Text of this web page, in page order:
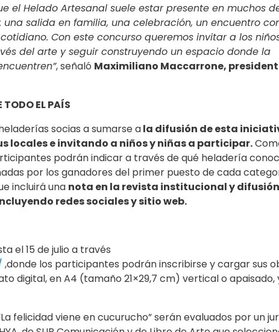
el Helado Artesanal suele estar presente en muchos
salida en familia, una celebración, un encuentro
Con este concurso queremos invitar a los
del arte y seguir construyendo un espacio donde la
, señaló Maximiliano Maccarrone,
EL PAÍS
socias a sumarse ala difusión de esta
locales e invitando a niños y niñas a participar.
podrán indicar a través de qué heladería
por los ganadores del primer puesto de cada
incluirá una nota en la revista institucional y
redes sociales y sitio web.
el 15 de julio a través
,donde los participantes podrán inscribirse y cargar sus
digital, en A4 (tamaño 21×29,7 cm) vertical o apaisado,
felicidad viene en cucurucho” serán evaluados por un